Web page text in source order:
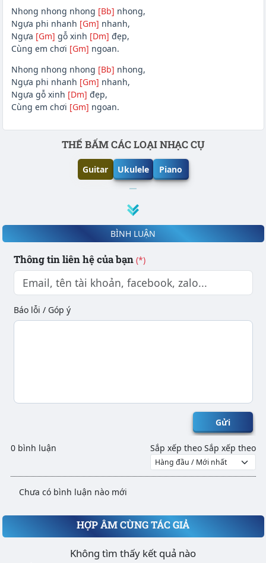
Nhong nhong nhong [Bb] nhong,
Ngựa phi nhanh [Gm] nhanh,
Ngựa [Gm] gỗ xinh [Dm] đẹp,
Cùng em chơi [Gm] ngoan.
Nhong nhong nhong [Bb] nhong,
Ngựa phi nhanh [Gm] nhanh,
Ngựa gỗ xinh [Dm] đẹp,
Cùng em chơi [Gm] ngoan.
Phần nội dungTHẾ BẤM CÁC LOẠI NHẠC CỤ
Guitar Ukulele Piano
BÌNH LUẬN
Thông tin liên hệ của bạn (*)
Báo lỗi / Góp ý
Gửi
0 bình luận Sắp xếp theo Sắp xếp theo
Chưa có bình luận nào mới
HỢP ÂM CÙNG TÁC GIẢ
Không tìm thấy kết quả nào